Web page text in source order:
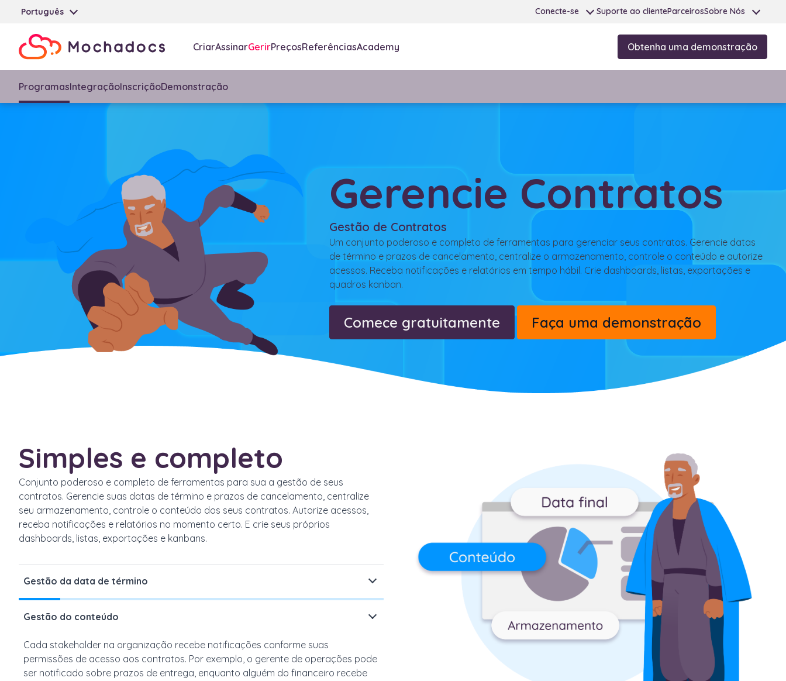
Português Conecte-se Suporte ao clienteParceirosSobre Nós
CriarAssinarGerirPreçosReferênciasAcademy Obtenha uma demonstração
ProgramasIntegraçãoInscriçãoDemonstração
Gerencie Contratos
Gestão de Contratos
Um conjunto poderoso e completo de ferramentas para gerenciar seus contratos. Gerencie datas
de término e prazos de cancelamento, centralize o armazenamento, controle o conteúdo e autorize
acessos. Receba notificações e relatórios em tempo hábil. Crie dashboards, listas, exportações e
quadros kanban.
Comece gratuitamente Faça uma demonstração
Simples e completo
Conjunto poderoso e completo de ferramentas para sua a gestão de seus
contratos. Gerencie suas datas de término e prazos de cancelamento, centralize
seu armazenamento, controle o conteúdo dos seus contratos. Autorize acessos,
receba notificações e relatórios no momento certo. E crie seus próprios
dashboards, listas, exportações e kanbans.
Gestão da data de término
contrato correto,evitando
Gestão do conteúdo
Cada stakeholder na organização recebe notificações conforme suas
permissões de acesso aos contratos. Por exemplo, o gerente de operações pode
ser notificado sobre prazos de entrega, enquanto alguém do financeiro recebe